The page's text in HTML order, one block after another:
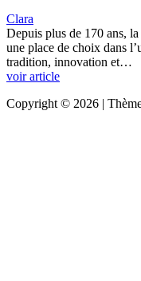
Clara
Depuis plus de 170 ans,
une place de choix dans
tradition, innovation et…
voir article
Copyright © 2026 |